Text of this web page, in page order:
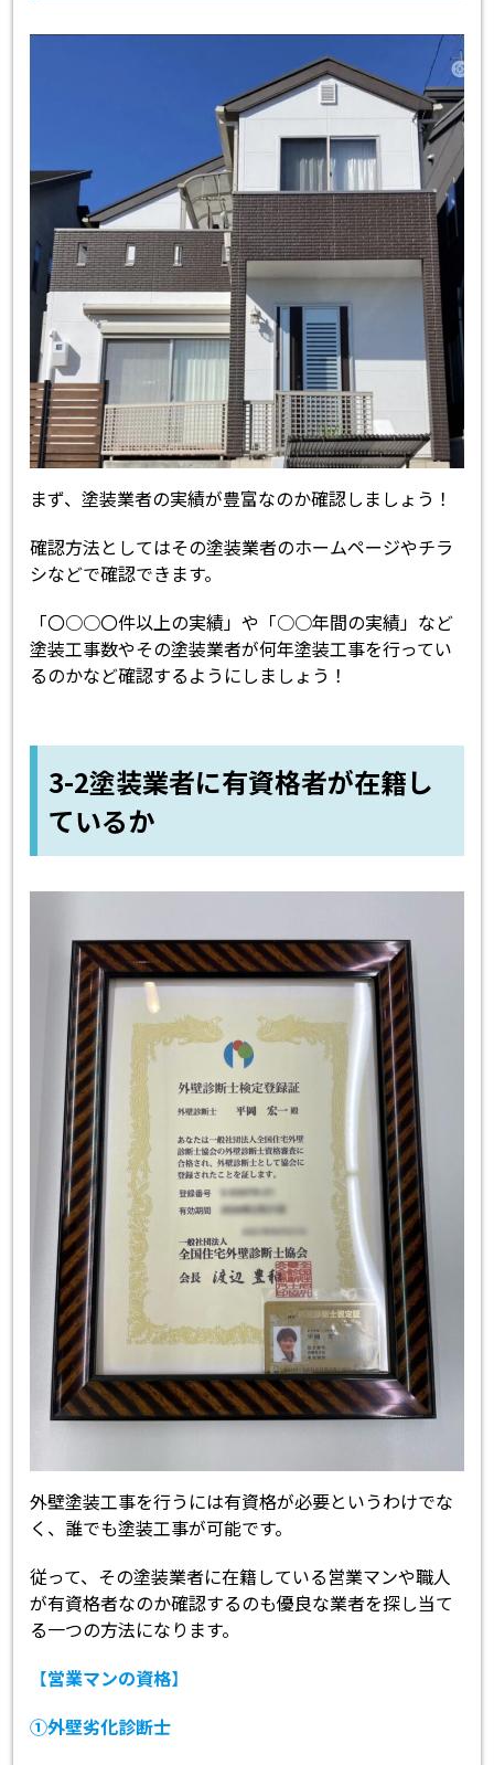
まず、塗装業者の実績が豊富なのか確認しましょう！
確認方法としてはその塗装業者のホームページやチラ
シなどで確認できます。
「〇○○〇件以上の実績」や「○○年間の実績」など
塗装工事数やその塗装業者が何年塗装工事を行ってい
るのかなど確認するようにしましょう！
3-2塗装業者に有資格者が在籍し
ているか
外壁塗装工事を行うには有資格が必要というわけでな
く、誰でも塗装工事が可能です。
従って、その塗装業者に在籍している営業マンや職人
が有資格者なのか確認するのも優良な業者を探し当て
る一つの方法になります。
【営業マンの資格】
①外壁劣化診断士